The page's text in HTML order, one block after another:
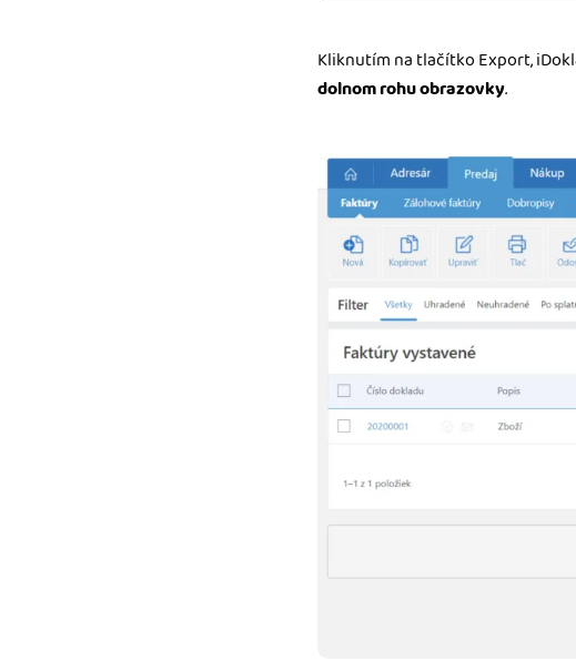
Kliknutím na tlačítko Export,
dolnom rohu obrazovky.